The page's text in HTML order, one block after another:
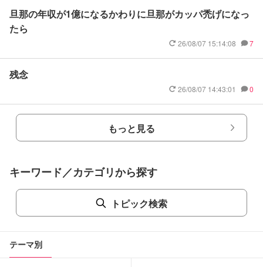
旦那の年収が1億になるかわりに旦那がカッパ禿げになっ
たら
26/08/07 15:14:08 7
残念
26/08/07 14:43:01 0
もっと見る
キーワード／カテゴリから探す
トピック検索
テーマ別